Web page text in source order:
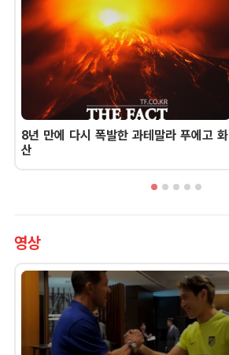
8년 만에 다시 폭발한 과테말라 푸에고 화
산
영상